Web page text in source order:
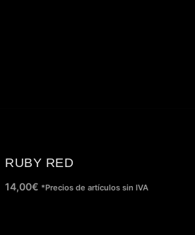
RUBY RED
14,00€ *Precios de artículos sin IVA